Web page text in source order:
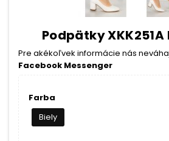
Podpätky XKK251A
Pre akékoľvek informácie nás
Facebook Messenger
Farba
Biely